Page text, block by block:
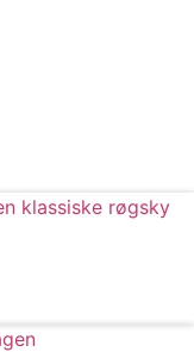
klassiske røgsky